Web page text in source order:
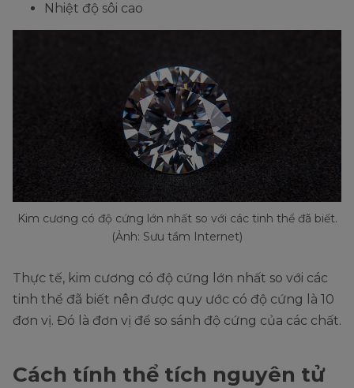
Nhiệt độ sôi cao
Kim cương có độ cứng lớn nhất so với các tinh thể đã biết.
(Ảnh: Sưu tầm Internet)
Thực tế, kim cương có độ cứng lớn nhất so với các
tinh thể đã biết nên được quy ước có độ cứng là 10
đơn vị. Đó là đơn vị để so sánh độ cứng của các chất.
Cách tính thể tích nguyên tử